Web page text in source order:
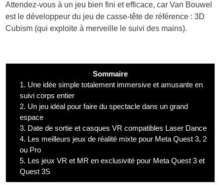
Attendez-vous à un jeu bien fini et efficace, car Van Bouwel
est le développeur du jeu de casse-tête de référence : 3D
Cubism (qui exploite à merveille le suivi des mains).
Sommaire
1. Une idée simple totalement immersive et amusante en
suivi corps entier
2. Un jeu idéal pour faire du spectacle dans un grand
espace
3. Date de sortie et casques VR compatibles Laser Dance
4. Les meilleurs jeux de réalité mixte pour Meta Quest 3, 2
ou Pro
5. Les jeux VR et MR en exclusivité pour Meta Quest 3 et
Quest 3S